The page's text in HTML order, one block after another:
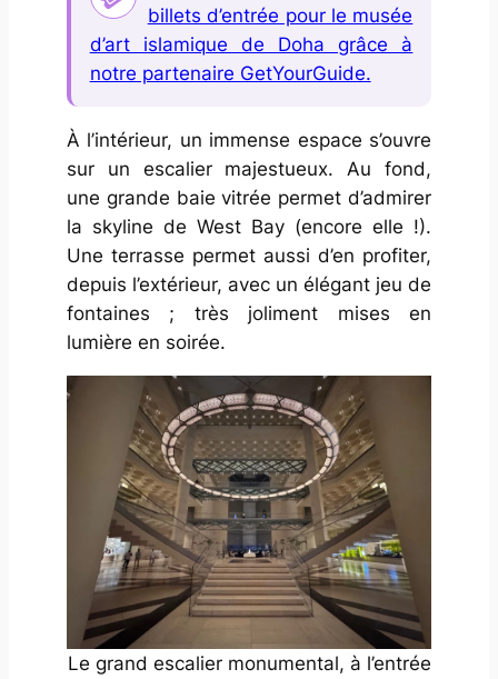
billets d’entrée pour le musée
d’art islamique de Doha grâce à
notre partenaire GetYourGuide.
À l’intérieur, un immense espace s’ouvre
sur un escalier majestueux. Au fond,
une grande baie vitrée permet d’admirer
la skyline de West Bay (encore elle !).
Une terrasse permet aussi d’en profiter,
depuis l’extérieur, avec un élégant jeu de
fontaines ; très joliment mises en
lumière en soirée.
Le grand escalier monumental, à l’entrée